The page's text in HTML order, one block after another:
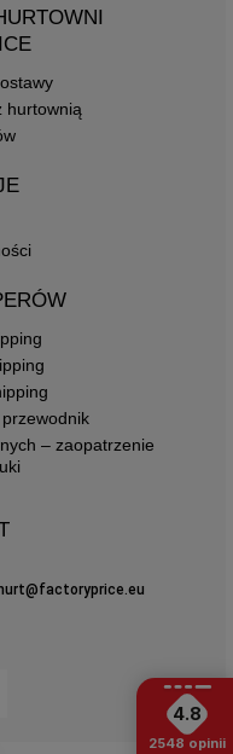
hurtownią
– zaopatrzenie
hurt@factoryprice.eu
4.8
2548 opinii